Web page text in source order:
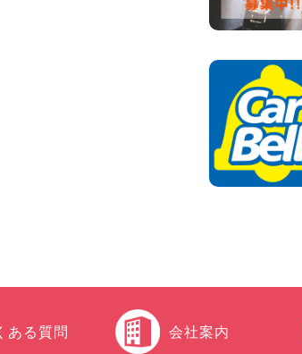
ある質問 会社案内